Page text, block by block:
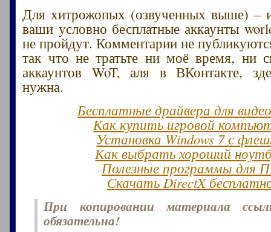
Для хитрожопых (озвученных выше) –
ваши условно бесплатные аккаунты
не пройдут. Комментарии не
так что не тратьте ни моё время, ни
аккаунтов WoT, аля в ВКонтакте,
нужна.
Бесплатные драйвера для
Как купить игровой
Установка Windows 7 с
Как выбрать хороший
Полезные программы для
Скачать DirectX
При копировании материала
обязательна!